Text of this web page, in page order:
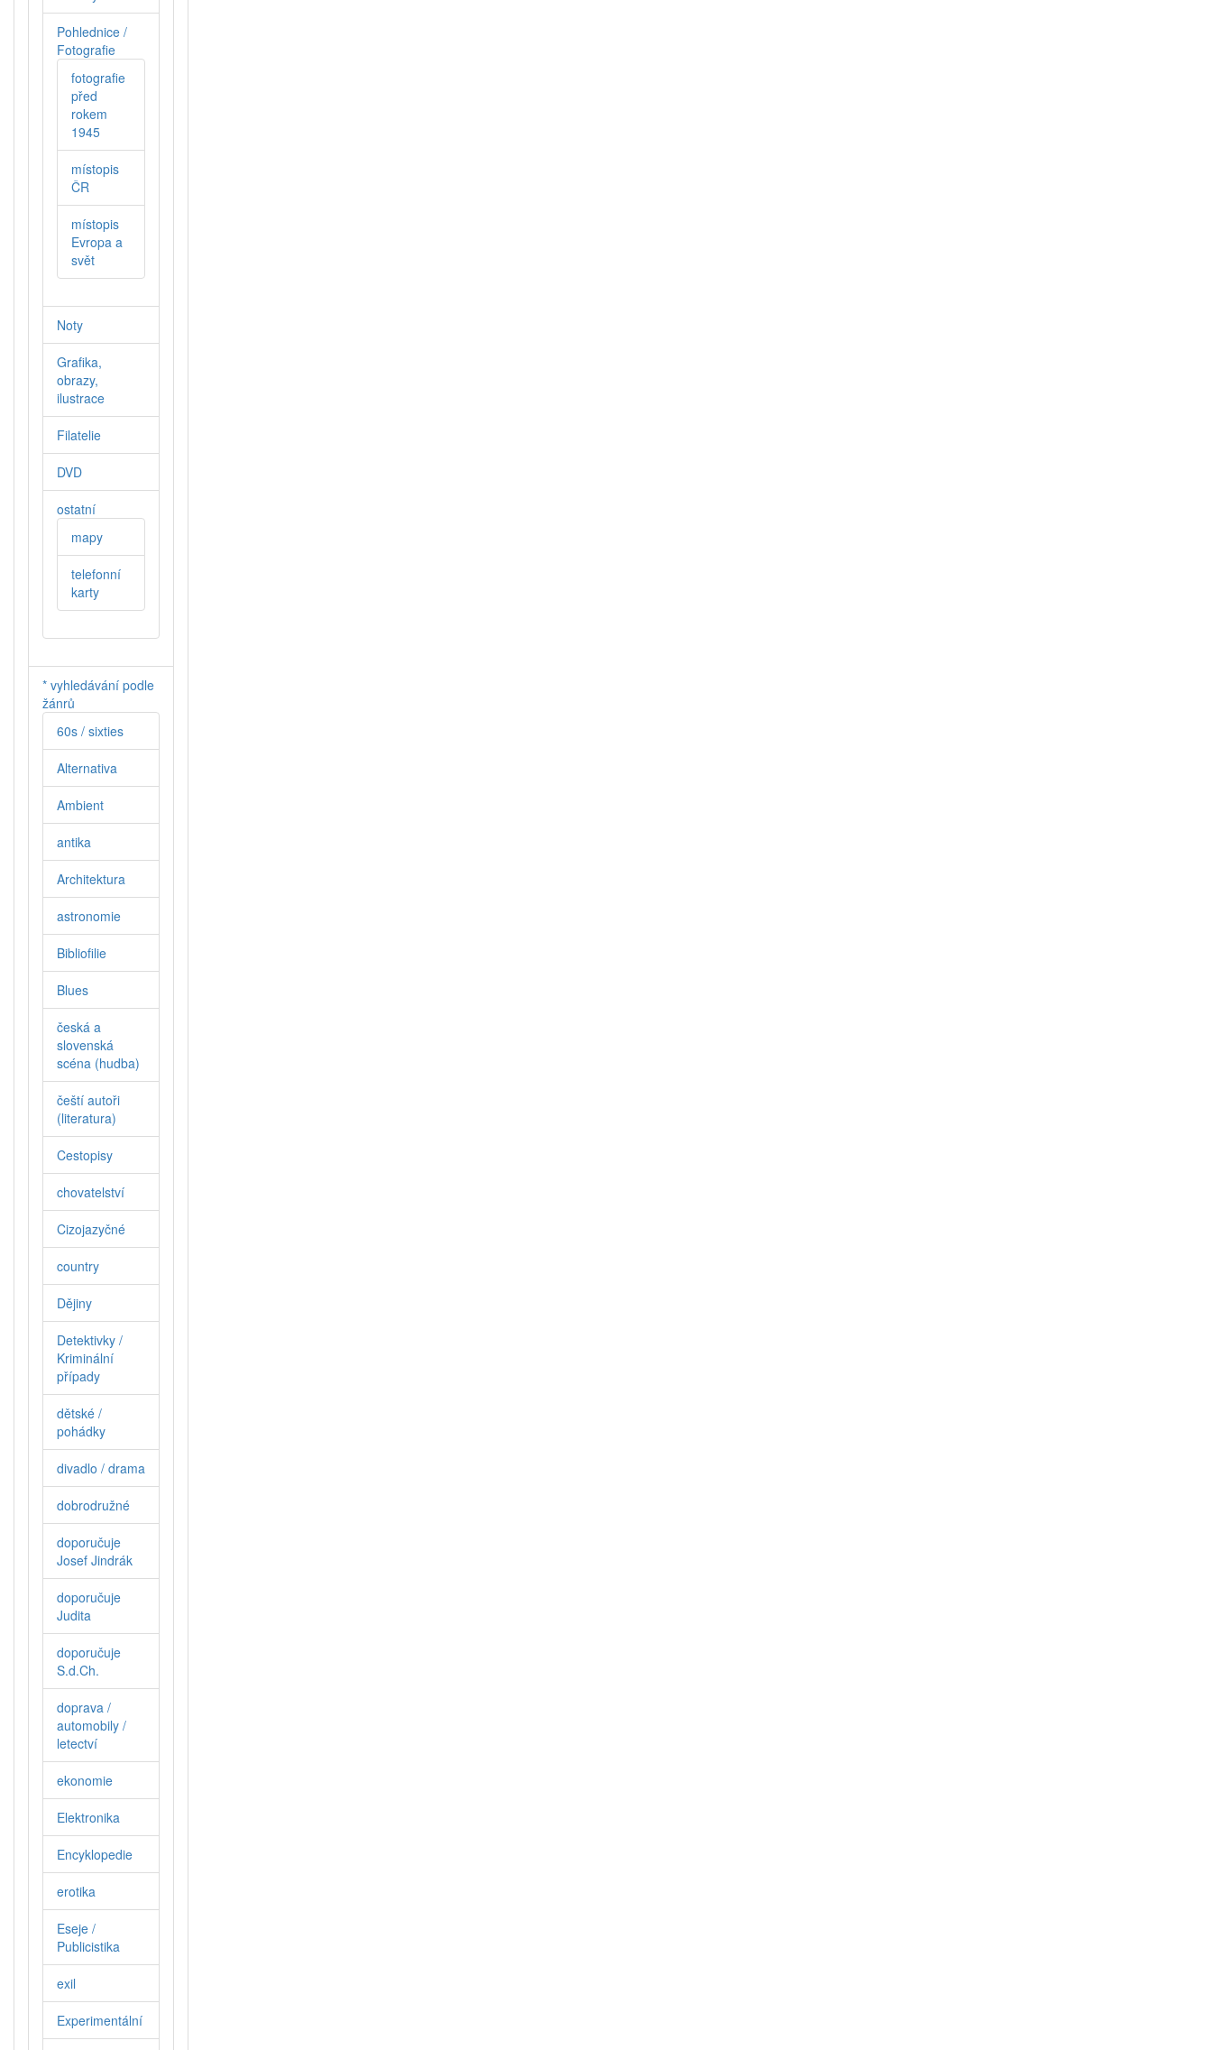
Pohlednice /
Fotografie
fotografie
před
rokem
1945
místopis
ČR
místopis
Evropa a
svět
Noty
Grafika,
obrazy,
ilustrace
Filatelie
DVD
ostatní
mapy
telefonní
karty
* vyhledávání podle
žánrů
60s / sixties
Alternativa
Ambient
antika
Architektura
astronomie
Bibliofilie
Blues
česká a
slovenská
scéna (hudba)
čeští autoři
(literatura)
Cestopisy
chovatelství
Cizojazyčné
country
Dějiny
Detektivky /
Kriminální
případy
dětské /
pohádky
divadlo / drama
dobrodružné
doporučuje
Josef Jindrák
doporučuje
Judita
doporučuje
S.d.Ch.
doprava /
automobily /
letectví
ekonomie
Elektronika
Encyklopedie
erotika
Eseje /
Publicistika
exil
Experimentální